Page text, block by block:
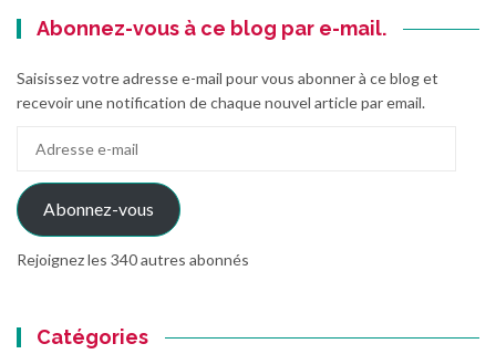
Abonnez-vous à ce blog par e-mail.
Saisissez votre adresse e-mail pour vous abonner à ce blog et
recevoir une notification de chaque nouvel article par email.
mail
Abonnez-vous
Rejoignez les 340 autres abonnés
Catégories